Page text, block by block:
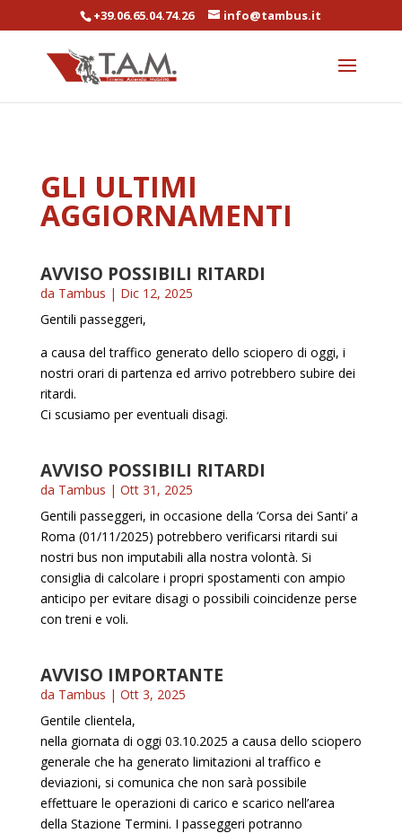
+39.06.65.04.74.26 info@tambus.it
GLI ULTIMI
AGGIORNAMENTI
AVVISO POSSIBILI RITARDI
da Tambus | Dic 12, 2025
Gentili passeggeri,
a causa del traffico generato dello sciopero di oggi, i
nostri orari di partenza ed arrivo potrebbero subire dei
ritardi.
Ci scusiamo per eventuali disagi.
AVVISO POSSIBILI RITARDI
da Tambus | Ott 31, 2025
Gentili passeggeri, in occasione della ‘Corsa dei Santi’ a
Roma (01/11/2025) potrebbero verificarsi ritardi sui
nostri bus non imputabili alla nostra volontà. Si
consiglia di calcolare i propri spostamenti con ampio
anticipo per evitare disagi o possibili coincidenze perse
con treni e voli.
AVVISO IMPORTANTE
da Tambus | Ott 3, 2025
Gentile clientela,
nella giornata di oggi 03.10.2025 a causa dello sciopero
generale che ha generato limitazioni al traffico e
deviazioni, si comunica che non sarà possibile
effettuare le operazioni di carico e scarico nell’area
della Stazione Termini. I passeggeri potranno